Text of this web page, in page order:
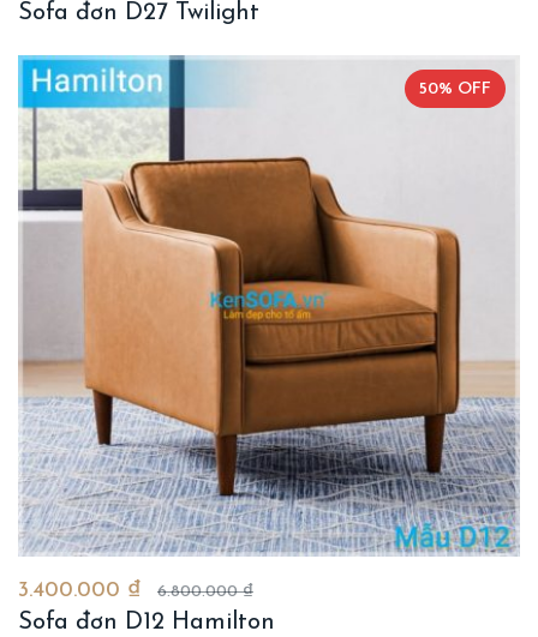
Sofa đơn D27 Twilight
50% OFF
3.400.000 ₫ 6.800.000 ₫
Sofa đơn D12 Hamilton